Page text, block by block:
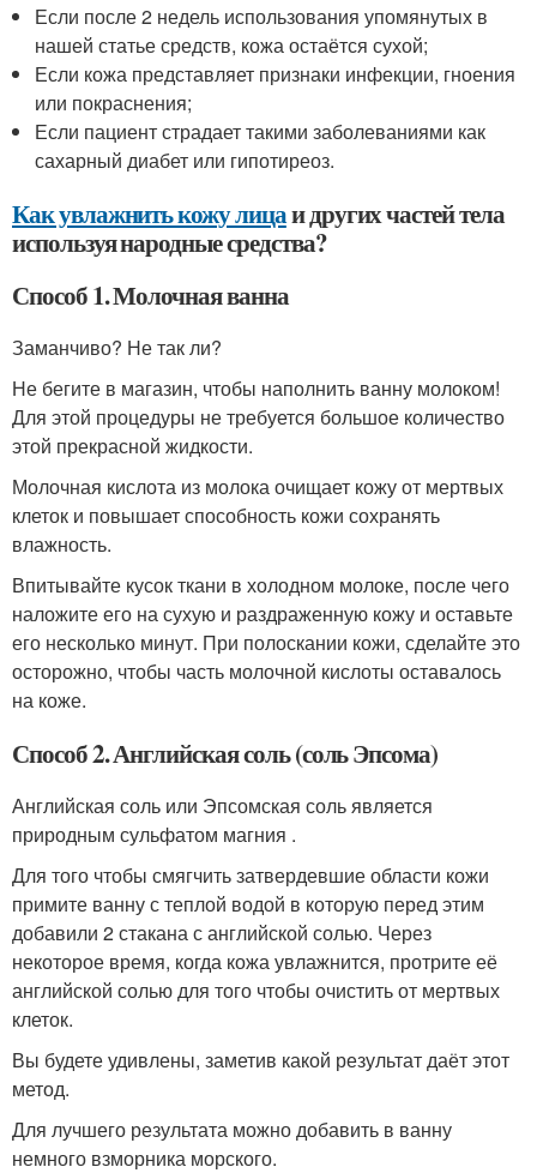
Если после 2 недель использования упомянутых в
нашей статье средств, кожа остаётся сухой;
Если кожа представляет признаки инфекции, гноения
или покраснения;
Если пациент страдает такими заболеваниями как
сахарный диабет или гипотиреоз.
Как увлажнить кожу лицаи других частей тела
используя народные средства?
Способ 1. Молочная ванна
Заманчиво? Не так ли?
Не бегите в магазин, чтобы наполнить ванну молоком!
Для этой процедуры не требуется большое количество
этой прекрасной жидкости.
Молочная кислота из молока очищает кожу от мертвых
клеток и повышает способность кожи сохранять
влажность.
Впитывайте кусок ткани в холодном молоке, после чего
наложите его на сухую и раздраженную кожу и оставьте
его несколько минут. При полоскании кожи, сделайте это
осторожно, чтобы часть молочной кислоты оставалось
на коже.
Способ 2. Английская соль (соль Эпсома)
Английская соль или Эпсомская соль является
природным сульфатом магния .
Для того чтобы смягчить затвердевшие области кожи
примите ванну с теплой водой в которую перед этим
добавили 2 стакана с английской солью. Через
некоторое время, когда кожа увлажнится, протрите её
английской солью для того чтобы очистить от мертвых
клеток.
Вы будете удивлены, заметив какой результат даёт этот
метод.
Для лучшего результата можно добавить в ванну
немного взморника морского.